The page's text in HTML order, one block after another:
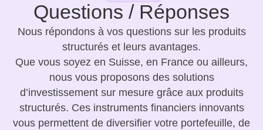
Questions / Réponses
Nous répondons à vos questions sur les produits
structurés et leurs avantages.
Que vous soyez en Suisse, en France ou ailleurs,
nous vous proposons des solutions
d’investissement sur mesuregrâce aux produits
structurés. Ces instruments financiers innovants
vous permettent de diversifier votre portefeuille, de